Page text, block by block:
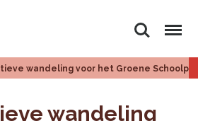
Zoeken Menu
wandeling voor het Groene
wandeling